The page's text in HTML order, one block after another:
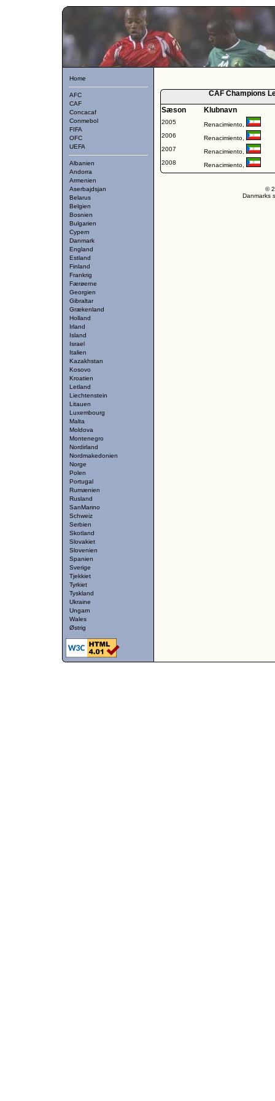
Home
AFC
CAF
Concacaf
Conmebol
FIFA
OFC
UEFA
Albanien
Andorra
Armenien
Aserbajdsjan
Belarus
Belgien
Bosnien
Bulgarien
Cypern
Danmark
England
Estland
Finland
Frankrig
Færøerne
Georgien
Gibraltar
Grækenland
Holland
Irland
Island
Israel
Italien
Kazakhstan
Kosovo
Kroatien
Letland
Liechtenstein
Litauen
Luxembourg
Malta
Moldova
Montenegro
Nordirland
Nordmakedonien
Norge
Polen
Portugal
Rumænien
Rusland
SanMarino
Schweiz
Serbien
Skotland
Slovakiet
Slovenien
Spanien
Sverige
Tjekkiet
Tyrkiet
Tyskland
Ukraine
Ungarn
Wales
Østrig
CAF Champions
Sæson
Klubnavn
2005
Renacimiento,
2006
Renacimiento,
2007
Renacimiento,
2008
Renacimiento,
©
Danmarks